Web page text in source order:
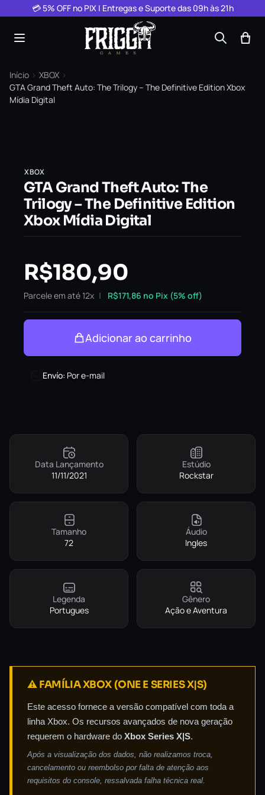
Pular para o conteúdo
💳 5% OFF no PIX | Entregas e Suporte das 09h às 21h
Início › XBOX ›
GTA Grand Theft Auto: The Trilogy – The Definitive Edition Xbox
Mídia Digital
XBOX
GTA Grand Theft Auto: The
Trilogy – The Definitive Edition
Xbox Mídia Digital
R$180,90
Parcele em até 12x R$171,86 no Pix (5% off)
Adicionar ao carrinho
Envío: Por e-mail
Data Lançamento
11/11/2021
Estúdio
Rockstar
Tamanho
72
Áudio
Ingles
Legenda
Portugues
Gênero
Ação e Aventura
⚠️ FAMÍLIA XBOX (ONE E SERIES X|S)
Este acesso fornece a versão compatível com toda a
linha Xbox. Os recursos avançados de nova geração
requerem o hardware do Xbox Series X|S.
Após a visualização dos dados, não realizamos troca,
cancelamento ou reembolso por falta de atenção aos
requisitos do console, ressalvada falha técnica real.